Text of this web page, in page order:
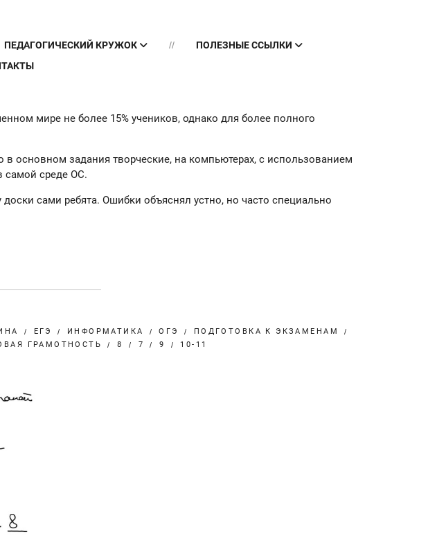
ПЕДАГОГИЧЕСКИЙ КРУЖОК
ПОЛЕЗНЫЕ ССЫЛКИ
мире не более 15% учеников, однако для более полного
основном задания творческие, на компьютерах, с использованием
самой среде ОС.
сами ребята. Ошибки объяснял устно, но часто специально
ЕГЭ ИНФОРМАТИКА ОГЭ
ПОДГОТОВКА К ЭКЗАМЕНАМ
ГРАМОТНОСТЬ 8 7 9 10-11